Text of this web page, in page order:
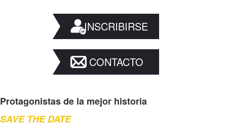
INSCRIBIRSE
CONTACTO
Protagonistas de la mejor historia
SAVE THE DATE